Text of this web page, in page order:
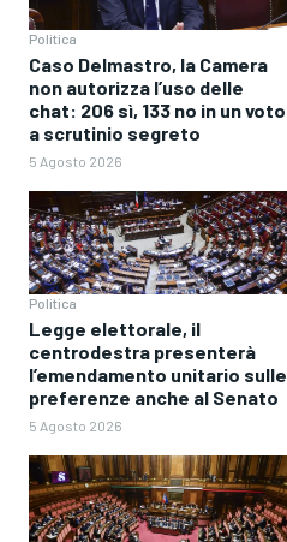
Politica
Caso Delmastro, la Camera
non autorizza l’uso delle
chat: 206 sì, 133 no in un voto
a scrutinio segreto
5 Agosto 2026
Politica
Legge elettorale, il
centrodestra presenterà
l’emendamento unitario sulle
preferenze anche al Senato
5 Agosto 2026